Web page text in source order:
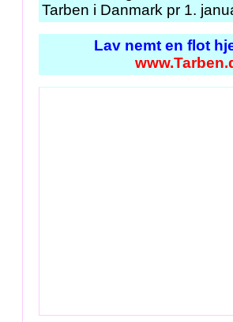
Tarben i Danmark pr 1.
Lav nemt en flot